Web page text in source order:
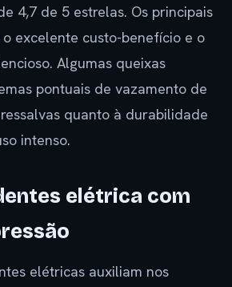
4,7 de 5 estrelas. Os principais
excelente custo-benefício e o
Algumas queixas
pontuais de vazamento de
quanto à durabilidade
intenso.
elétrica com
elétricas auxiliam nos